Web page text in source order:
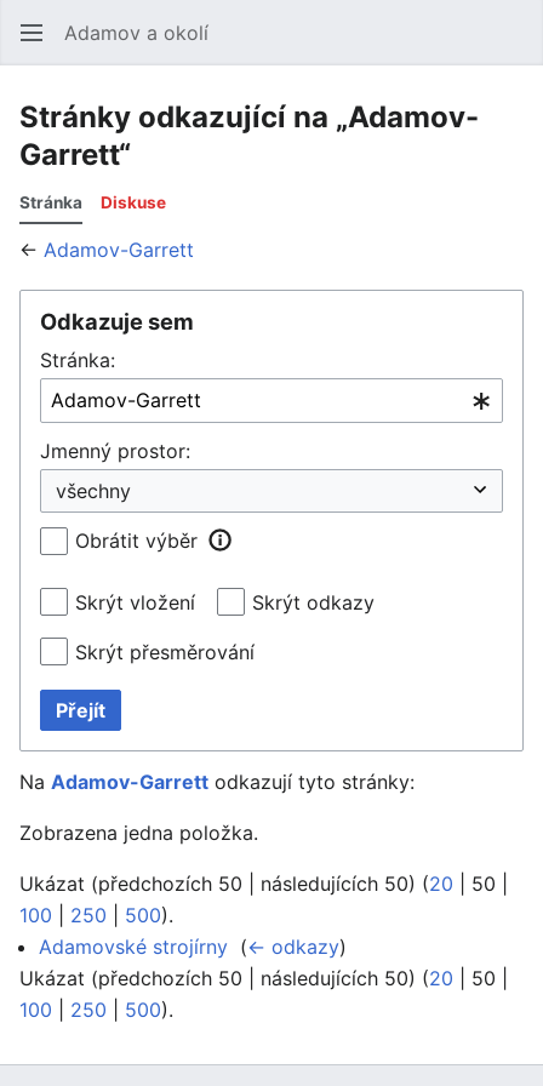
Adamov a okolí
Stránky odkazující na „Adamov-
Garrett“
Stránka Diskuse
← Adamov-Garrett
Odkazuje sem
Stránka:
Jmenný prostor:
Obrátit výběr
Skrýt vložení Skrýt odkazy
Skrýt přesměrování
Přejít
Na Adamov-Garrett odkazují tyto stránky:
Zobrazena jedna položka.
Ukázat (předchozích 50 následujících 50) (20 50
100
250 500).
Adamovské strojírny (← odkazy)
Ukázat (předchozích 50 následujících 50) (20 50
100
250 500).